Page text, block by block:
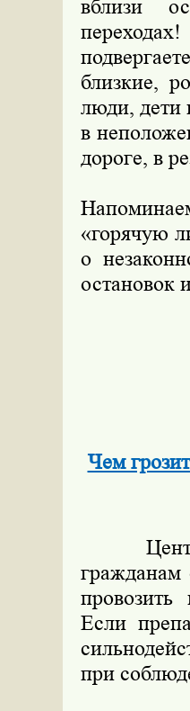
вблизи
близкие,
люди, дети
в
дороге, в
«горячую
о
остановок
Чем
гражданам
Если
при